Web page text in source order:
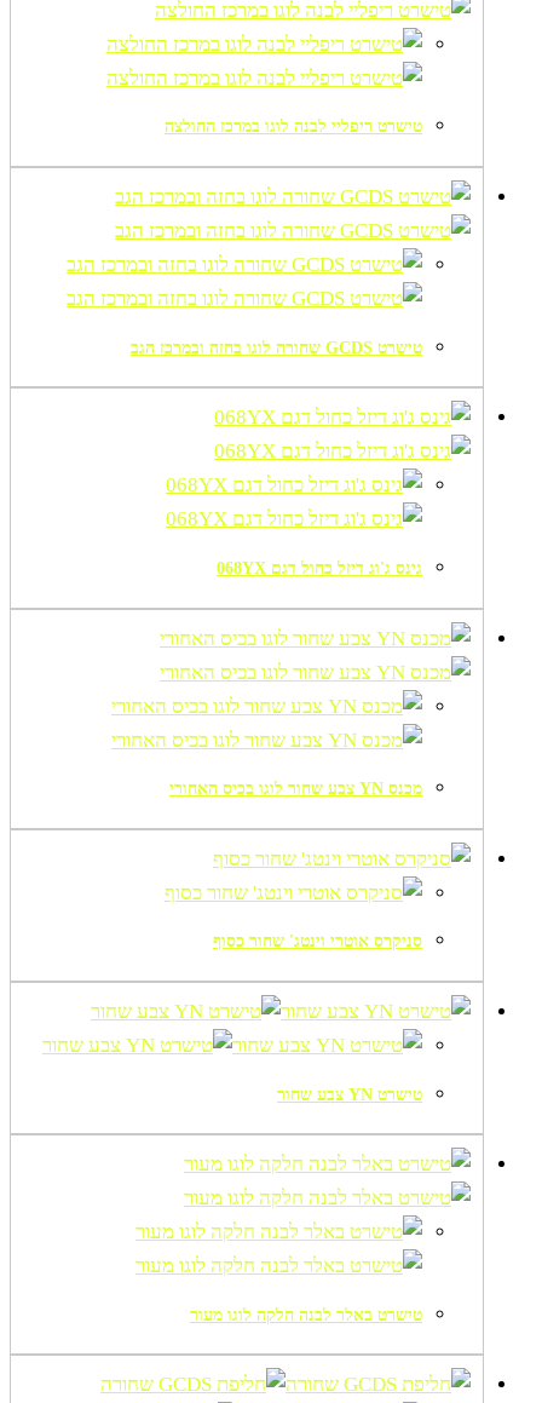
טישרט ריפליי לבנה לוגו במרכז החולצה
טישרט GCDS שחורה לוגו בחזה ובמרכז הגב
גינס ג'וג דיזל כחול דגם 068YX
מכנס YN צבע שחור לוגו בכיס האחורי
סניקרס אוטרי וינטג' שחור כסוף
טישרט YN צבע שחור
טישרט באלר לבנה חלקה לוגו מעור